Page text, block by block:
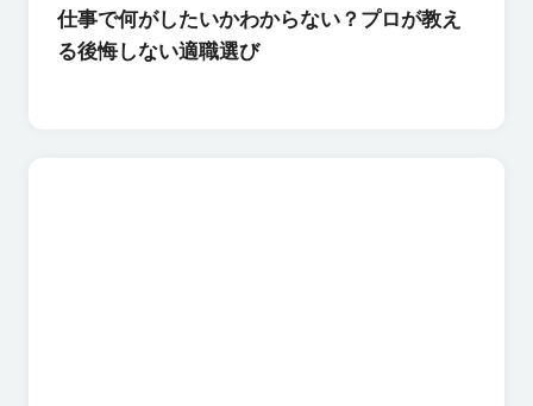
仕事で何がしたいかわからない？プロが教え
る後悔しない適職選び